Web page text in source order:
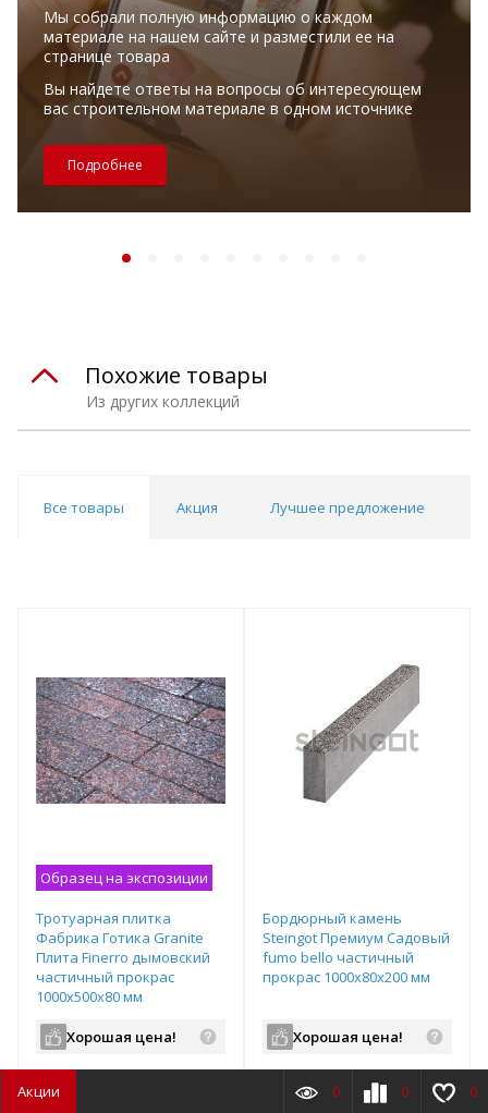
Мы собрали полную информацию о каждом
материале на нашем сайте и разместили ее на
странице товара
Вы найдете ответы на вопросы об интересующем
вас строительном материале в одном источнике
Подробнее
Из других коллекций
Похожие товары
Все товары Акция Лучшее предложение
Образец на экспозиции
Тротуарная плитка
Фабрика Готика Granite
Плита Finerro дымовский
частичный прокрас
1000х500х80 мм
Хорошая цена!
Цена:
Бордюрный камень
Steingot Премиум Садовый
fumo bello частичный
прокрас 1000х80х200 мм
Хорошая цена!
Цена: шт ряд (11 шт)
Акции 0 0 0